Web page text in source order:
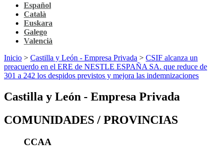
Español
Català
Euskara
Galego
Valencià
Inicio > Castilla y León - Empresa Privada > CSIF alcanza un
preacuerdo en el ERE de NESTLE ESPAÑA SA. que reduce de
301 a 242 los despidos previstos y mejora las indemnizaciones
Castilla y León - Empresa Privada
COMUNIDADES / PROVINCIAS
CCAA